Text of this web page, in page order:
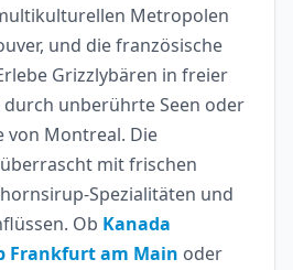
Metropolen
und die französische
Grizzlybären in freier
unberührte Seen oder
von Montreal. Die
mit frischen
Spezialitäten und
Ob Kanada
Frankfurt am Main oder